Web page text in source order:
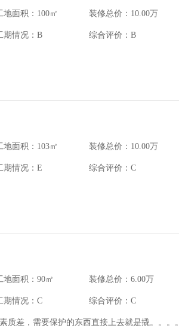
地面积：100㎡ 装修总价：10.00万
期情况：B 综合评价：B
地面积：103㎡ 装修总价：10.00万
期情况：E 综合评价：C
地面积：90㎡ 装修总价：6.00万
期情况：C 综合评价：C
质差，需要保护的东西直接上去就是撬。。。。